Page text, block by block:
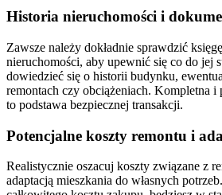
Historia nieruchomości i
Zawsze należy dokładnie sprawdzić
nieruchomości, aby upewnić się co do jej
dowiedzieć się o historii budynku,
remontach czy obciążeniach. Kompletna i
to podstawa bezpiecznej transakcji.
Potencjalne koszty remontu i
Realistycznie oszacuj koszty związane z
adaptacją mieszkania do własnych